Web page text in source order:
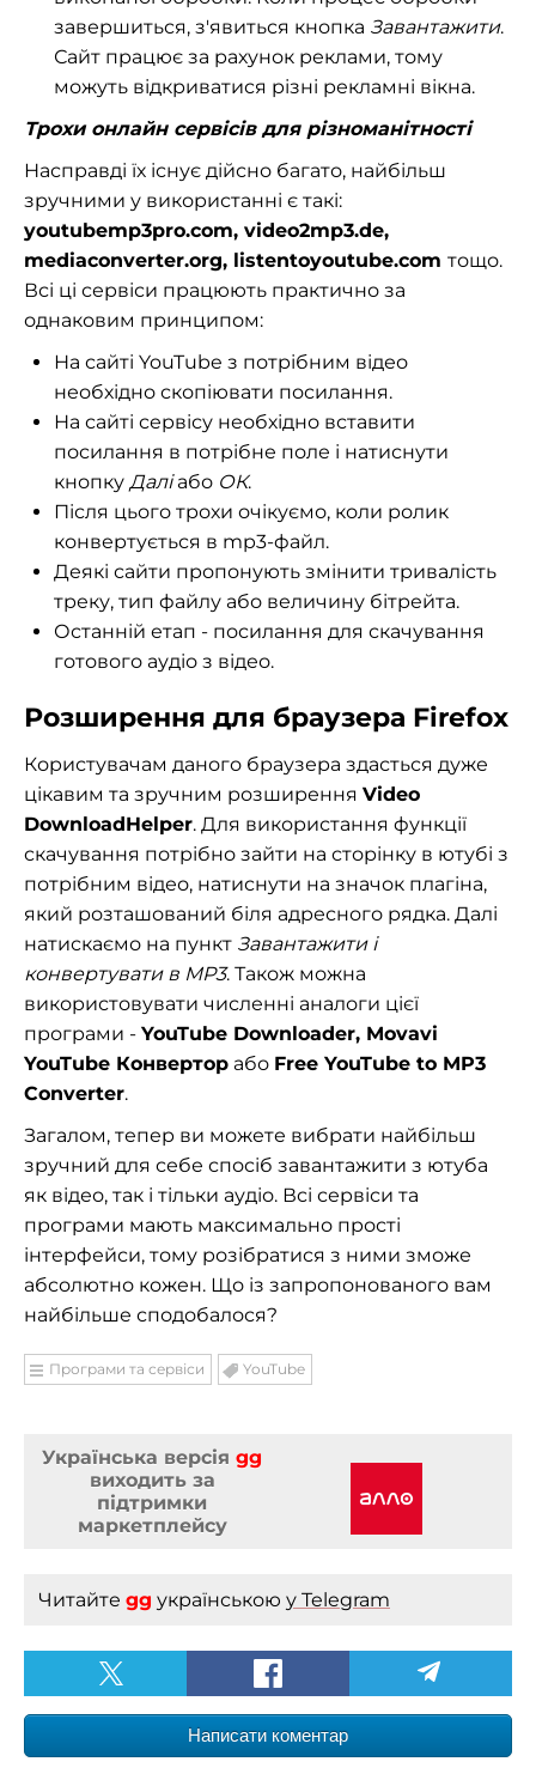
завершиться, з'явиться кнопка Завантажити.
Сайт працює за рахунок реклами, тому
можуть відкриватися різні рекламні вікна.
Трохи онлайн сервісів для різноманітності
Насправді їх існує дійсно багато, найбільш
зручними у використанні є такі:
youtubemp3pro.com, video2mp3.de,
mediaconverter.org, listentoyoutube.com тощо.
Всі ці сервіси працюють практично за
однаковим принципом:
На сайті YouTube з потрібним відео
необхідно скопіювати посилання.
На сайті сервісу необхідно вставити
посилання в потрібне поле і натиснути
кнопку Даліабо ОК.
Після цього трохи очікуємо, коли ролик
конвертується в mp3-файл.
Деякі сайти пропонують змінити тривалість
треку, тип файлу або величину бітрейта.
Останній етап - посилання для скачування
готового аудіо з відео.
Розширення для браузера Firefox
Користувачам даного браузера здасться дуже
цікавим та зручним розширення Video
DownloadHelper. Для використання функції
скачування потрібно зайти на сторінку в ютубі з
потрібним відео, натиснути на значок плагіна,
який розташований біля адресного рядка. Далі
натискаємо на пункт Завантажити і
конвертувати в MP3. Також можна
використовувати численні аналоги цієї
програми - YouTube Downloader, Movavi
YouTube Конвертор або Free YouTube to MP3
Converter.
Загалом, тепер ви можете вибрати найбільш
зручний для себе спосіб завантажити з ютуба
як відео, так і тільки аудіо. Всі сервіси та
програми мають максимально прості
інтерфейси, тому розібратися з ними зможе
абсолютно кожен. Що із запропонованого вам
найбільше сподобалося?
Програми та сервіси YouTube
Українська версія gg
виходить за
підтримки
маркетплейсу
Читайте gg українською у Telegram
Написати коментар